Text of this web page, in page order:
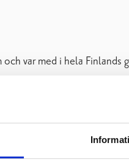
var med i hela Finlands
i Raseborg som